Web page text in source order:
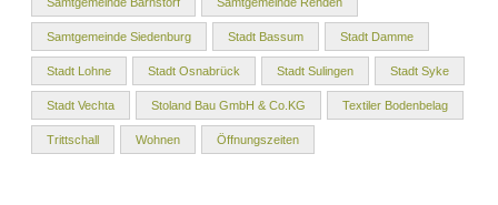
Samtgemeinde Siedenburg Stadt Bassum Stadt Damme
Stadt Lohne Stadt Osnabrück Stadt Sulingen Stadt Syke
Stadt Vechta Stoland Bau GmbH & Co.KG Textiler Bodenbelag
Trittschall Wohnen Öffnungszeiten